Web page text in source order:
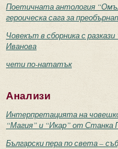
Поетичната антология
героическа сага за
Човекът в сборника с
Иванова
чети по-нататък
Анализи
Интерпретацията на
“Магия” и “Икар” от Станка
Български пера по света –